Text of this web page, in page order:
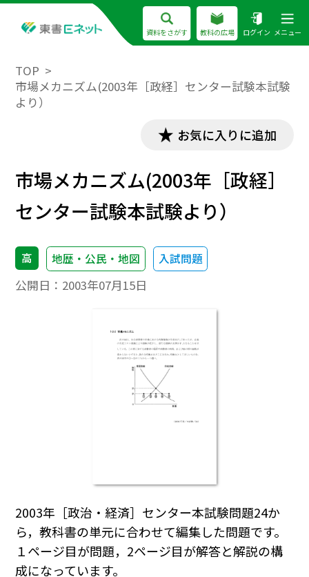
資料をさがす 教科の広場 ログイン メニュー
TOP
市場メカニズム(2003年［政経］センター試験本試験
より）
お気に入りに追加
市場メカニズム(2003年［政経］
センター試験本試験より）
高 地歴・公民・地図 入試問題
公開日： 2003年07月15日
2003年［政治・経済］センター本試験問題24か
ら，教科書の単元に合わせて編集した問題です。
１ページ目が問題，2ページ目が解答と解説の構
成になっています。